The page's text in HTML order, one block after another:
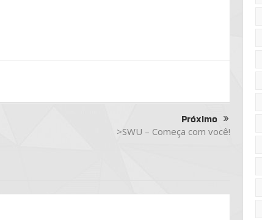
Próximo
>SWU – Começa com você!